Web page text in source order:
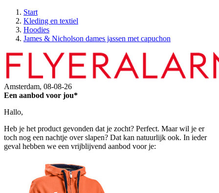
Start
Kleding en textiel
Hoodies
James & Nicholson dames jassen met capuchon
Amsterdam, 08-08-26
Een aanbod voor jou*
Hallo,
Heb je het product gevonden dat je zocht? Perfect. Maar wil je er
toch nog een nachtje over slapen? Dat kan natuurlijk ook. In ieder
geval hebben we een vrijblijvend aanbod voor je: